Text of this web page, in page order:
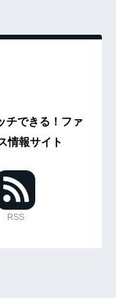
チできる！ファ
情報サイト
RSS